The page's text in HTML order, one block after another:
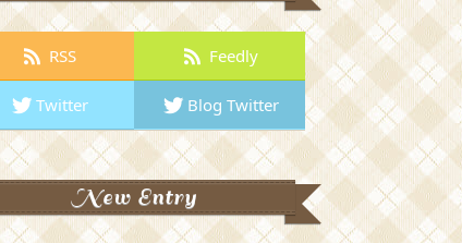
RSS Feedly
Twitter Blog Twitter
New Entry